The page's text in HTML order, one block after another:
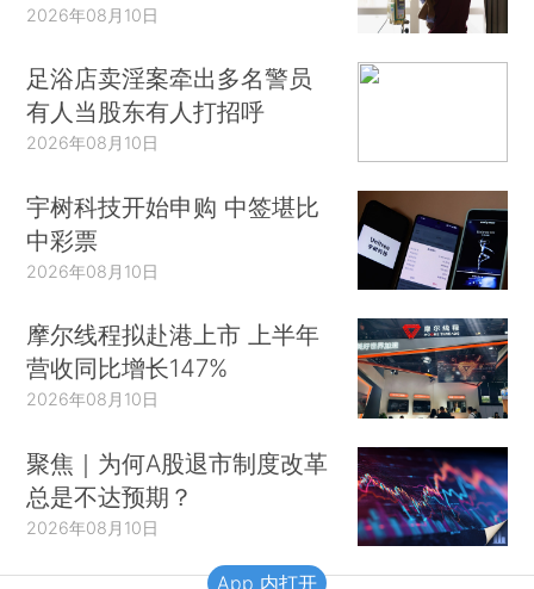
2026年08月10日
足浴店卖淫案牵出多名警员
有人当股东有人打招呼
2026年08月10日
宇树科技开始申购 中签堪比
中彩票
2026年08月10日
摩尔线程拟赴港上市 上半年
营收同比增长147%
2026年08月10日
聚焦｜为何A股退市制度改革
总是不达预期？
2026年08月10日
App 内打开